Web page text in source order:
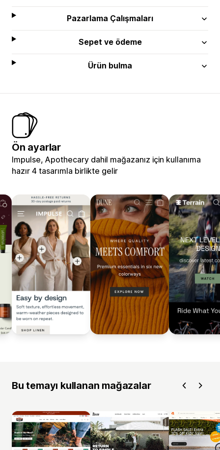
Pazarlama Çalışmaları
Sepet ve ödeme
Ürün bulma
Ön ayarlar
Impulse, Apothecary dahil mağazanız için kullanıma
hazır 4 tasarımla birlikte gelir
Bu temayı kullanan mağazalar